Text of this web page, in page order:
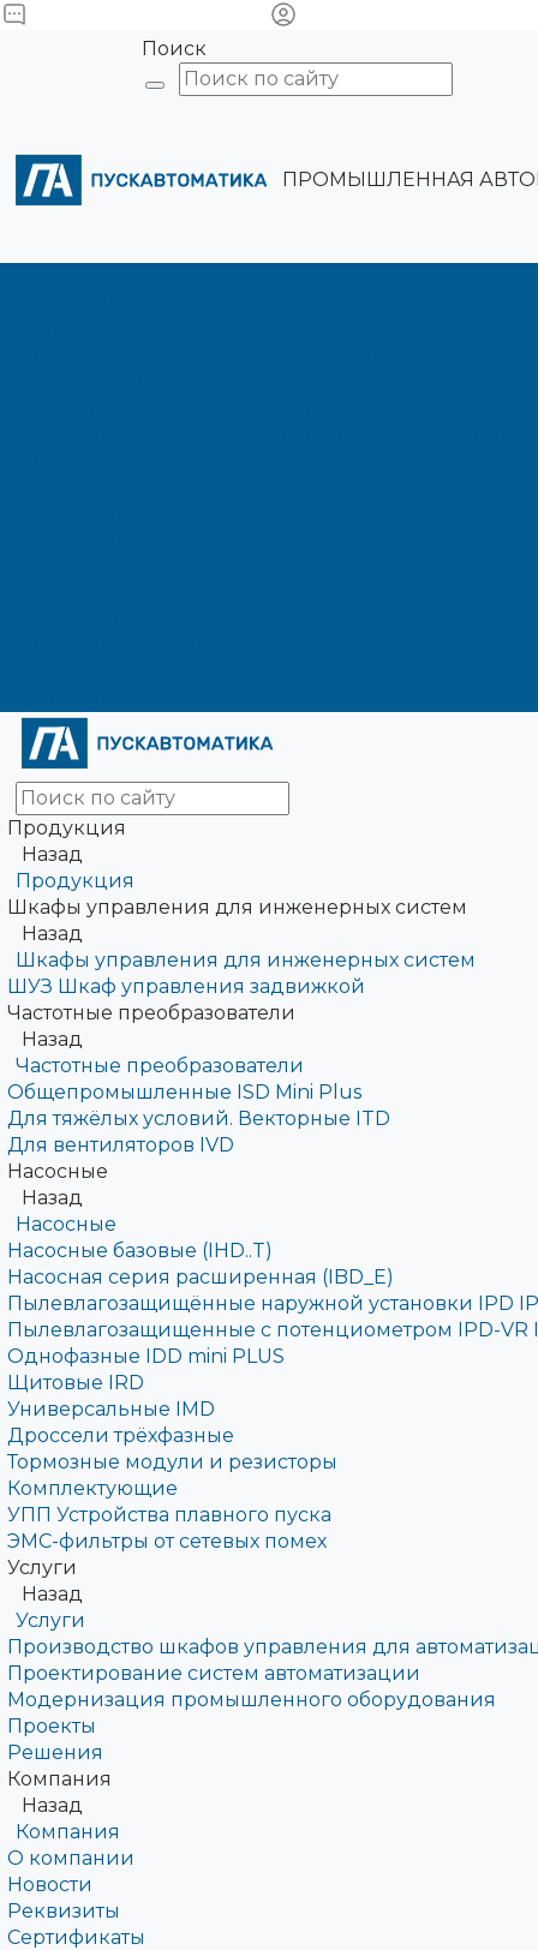
Поиск
ПРОМЫШЛЕННАЯ
Продукция
Назад
Продукция
Шкафы управления для инженерных систем
Назад
Шкафы управления для инженерных систем
ШУЗ Шкаф управления задвижкой
Частотные преобразователи
Назад
Частотные преобразователи
Общепромышленные ISD Mini Plus
Для тяжёлых условий. Векторные ITD
Для вентиляторов IVD
Насосные
Назад
Насосные
Насосные базовые (IHD..T)
Насосная серия расширенная (IBD_E)
Пылевлагозащищённые наружной установки IPD
Пылевлагозащищенные с потенциометром IPD-VR
Однофазные IDD mini PLUS
Щитовые IRD
Универсальные IMD
Дроссели трёхфазные
Тормозные модули и резисторы
Комплектующие
УПП Устройства плавного пуска
ЭМС-фильтры от сетевых помех
Услуги
Назад
Услуги
Производство шкафов управления для
Проектирование систем автоматизации
Модернизация промышленного оборудования
Проекты
Решения
Компания
Назад
Компания
О компании
Новости
Реквизиты
Сертификаты